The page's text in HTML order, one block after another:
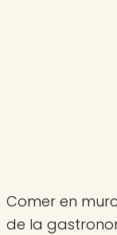
Comer en
de la